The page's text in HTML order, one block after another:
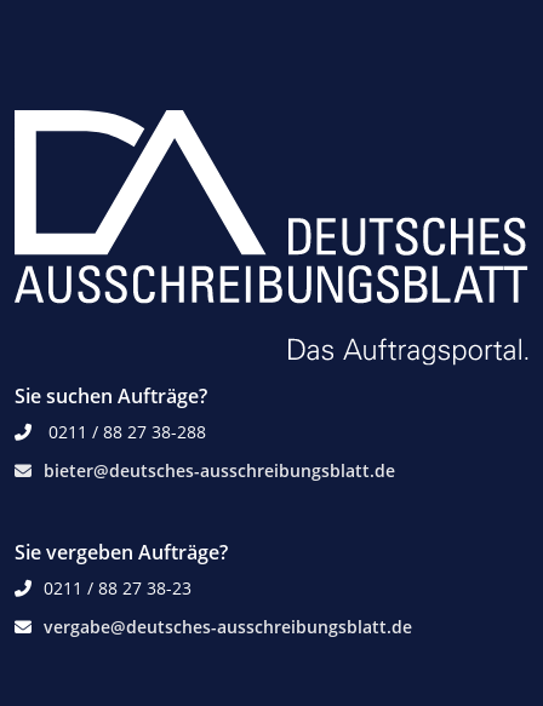
Sie suchen Aufträge?
0211 / 88 27 38-288
bieter@deutsches-ausschreibungsblatt.de
Sie vergeben Aufträge?
0211 / 88 27 38-23
vergabe@deutsches-ausschreibungsblatt.de